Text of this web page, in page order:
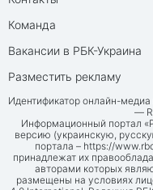
Команда
Вакансии в РБК-Украина
Разместить рекламу
Идентификатор онлайн-
—
Информационный портал
версию (украинскую,
портала – https://
принадлежат их
авторами которых
размещены на условиях